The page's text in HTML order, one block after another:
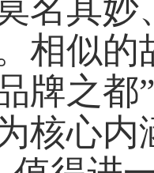
名其
相似
牌之都
核心